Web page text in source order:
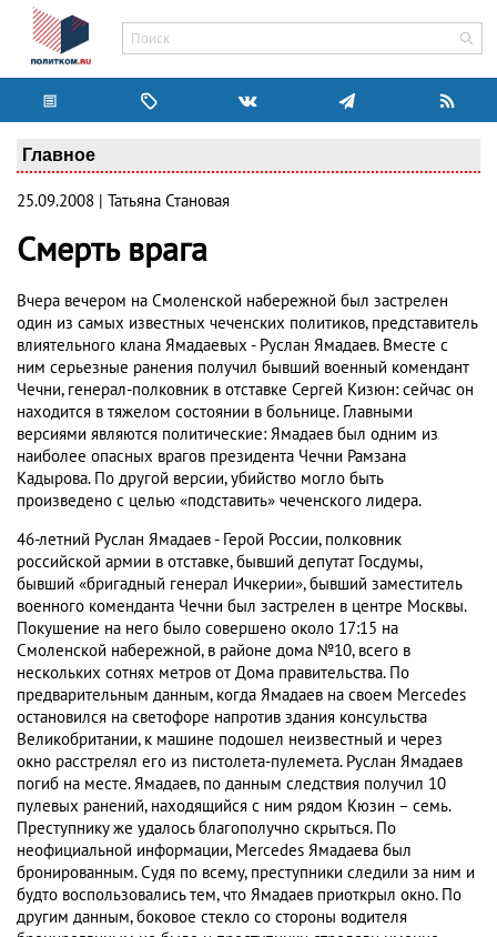
Главное
25.09.2008 | Татьяна Становая
Смерть врага
Вчера вечером на Смоленской набережной был застрелен
один из самых известных чеченских политиков, представитель
влиятельного клана Ямадаевых - Руслан Ямадаев. Вместе с
ним серьезные ранения получил бывший военный комендант
Чечни, генерал-полковник в отставке Сергей Кизюн: сейчас он
находится в тяжелом состоянии в больнице. Главными
версиями являются политические: Ямадаев был одним из
наиболее опасных врагов президента Чечни Рамзана
Кадырова. По другой версии, убийство могло быть
произведено с целью «подставить» чеченского лидера.
46-летний Руслан Ямадаев - Герой России, полковник
российской армии в отставке, бывший депутат Госдумы,
бывший «бригадный генерал Ичкерии», бывший заместитель
военного коменданта Чечни был застрелен в центре Москвы.
Покушение на него было совершено около 17:15 на
Смоленской набережной, в районе дома №10, всего в
нескольких сотнях метров от Дома правительства. По
предварительным данным, когда Ямадаев на своем Mercedes
остановился на светофоре напротив здания консульства
Великобритании, к машине подошел неизвестный и через
окно расстрелял его из пистолета-пулемета. Руслан Ямадаев
погиб на месте. Ямадаев, по данным следствия получил 10
пулевых ранений, находящийся с ним рядом Кюзин – семь.
Преступнику же удалось благополучно скрыться. По
неофициальной информации, Mercedes Ямадаева был
бронированным. Судя по всему, преступники следили за ним и
будто воспользовались тем, что Ямадаев приоткрыл окно. По
другим данным, боковое стекло со стороны водителя